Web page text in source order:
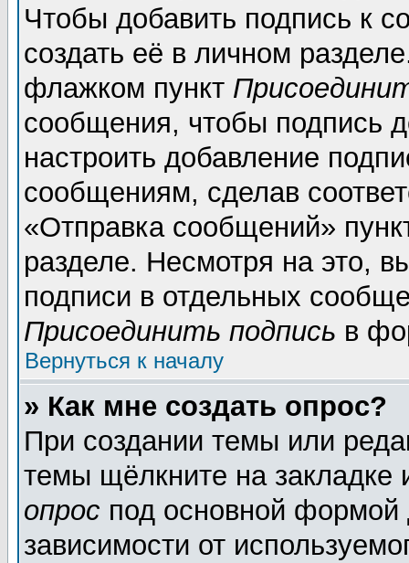
Чтобы добавить подпись к
создать её в личном
флажком пункт
сообщения, чтобы подпись
настроить добавление
сообщениям, сделав
«Отправка сообщений»
разделе. Несмотря на это,
подписи в отдельных
Присоединить подпись в
Вернуться к началу
» Как мне создать опрос?
При создании темы или
темы щёлкните на
опрос под основной
зависимости от